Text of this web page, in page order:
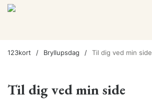
123kort Bryllupsdag Til dig ved min side
Til dig ved min side